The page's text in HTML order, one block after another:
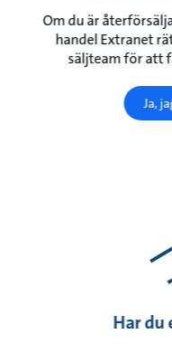
Om du är
handel Extranet
säljteam för att
Ja,
Har du